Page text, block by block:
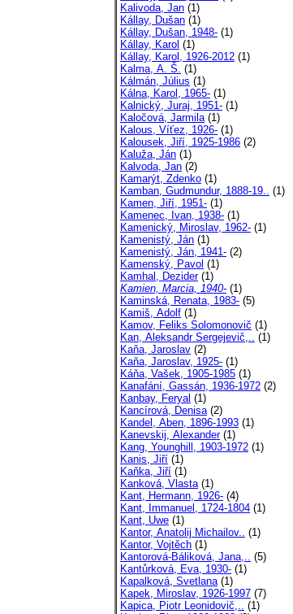
Kalivoda, Jan (1)
Kállay, Dušan (1)
Kállay, Dušan, 1948- (1)
Kállay, Karol (1)
Kállay, Karol, 1926-2012 (1)
Kalma, A. Š. (1)
Kálmán, Július (1)
Kálna, Karol, 1965- (1)
Kalnický, Juraj, 1951- (1)
Kaločová, Jarmila(1)
Kalous, Víťez, 1926- (1)
Kalousek, Jiří, 1925-1986 (2)
Kaluža, Ján (1)
Kalvoda, Jan (2)
Kamarýt, Zdenko (1)
Kamban, Gudmundur, 1888-19.. (1)
Kamen, Jiří, 1951- (1)
Kamenec, Ivan, 1938- (1)
Kamenický, Miroslav, 1962- (1)
Kamenistý, Ján (1)
Kamenistý, Ján, 1941- (2)
Kamenský, Pavol (1)
Kamhal, Dezider(1)
Kamien, Marcia, 1940- (1)
Kaminská, Renata, 1983- (5)
Kamiš, Adolf (1)
Kamov, Feliks Solomonovič (1)
Kan, Aleksandr Sergejevič,.. (1)
Kaňa, Jaroslav (2)
Kaňa, Jaroslav, 1925- (1)
Káňa, Vašek, 1905-1985 (1)
Kanafání, Gassán, 1936-1972 (2)
Kanbay, Feryal (1)
Kancírová, Denisa(2)
Kandel, Aben, 1896-1993 (1)
Kanevskij, Alexander(1)
Kang, Younghill, 1903-1972 (1)
Kanis, Jiří (1)
Kaňka, Jiří (1)
Kanková, Vlasta(1)
Kant, Hermann, 1926- (4)
Kant, Immanuel, 1724-1804 (1)
Kant, Uwe (1)
Kantor, Anatolij Michailov.. (1)
Kantor, Vojtěch (1)
Kantorová-Báliková, Jana,.. (5)
Kantůrková, Eva, 1930- (1)
Kapalková, Svetlana(1)
Kapek, Miroslav, 1926-1997 (7)
Kapica, Piotr Leonidovič,.. (1)